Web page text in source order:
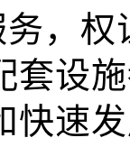
务，
套设
快速